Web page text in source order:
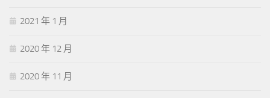
2021 年 1 月
2020 年 12 月
2020 年 11 月